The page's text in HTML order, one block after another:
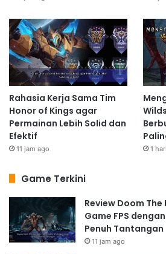
Rahasia Kerja Sama Tim
Honor of Kings agar
Permainan Lebih Solid dan
Efektif
11 jam ago 1
Game Terkini
Review Doom The
Game FPS
Penuh Tantangan
11 jam ago